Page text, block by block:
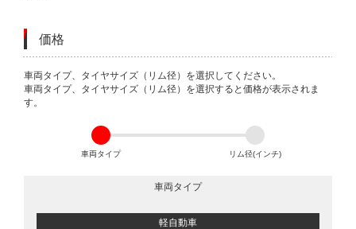
価格
VARIATIONS
車両タイプ、タイヤサイズ（リム径）を選択してください。
車両タイプ、タイヤサイズ（リム径）を選択すると価格が表示されま
す。
車両タイプ リム径(インチ)
車両タイプ
軽自動車